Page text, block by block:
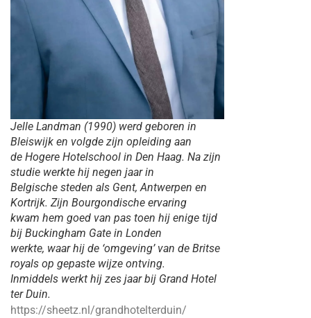
Jelle Landman (1990) werd geboren in
Bleiswijk en volgde zijn opleiding aan
de Hogere Hotelschool in Den Haag. Na zijn
studie werkte hij negen jaar in
Belgische steden als Gent, Antwerpen en
Kortrijk. Zijn Bourgondische ervaring
kwam hem goed van pas toen hij enige tijd
bij Buckingham Gate in Londen
werkte, waar hij de ‘omgeving’ van de Britse
royals op gepaste wijze ontving.
Inmiddels werkt hij zes jaar bij Grand Hotel
ter Duin.
https://sheetz.nl/grandhotelterduin/